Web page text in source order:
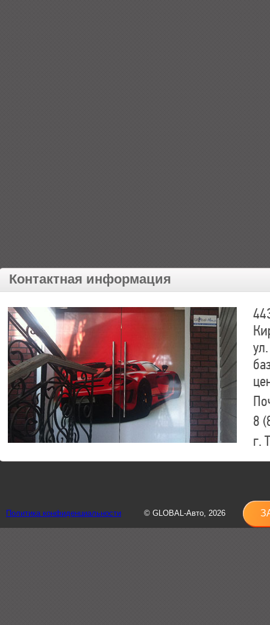
Контактная информация
8
г.
8
Политика конфиденциальности © GLOBAL-Авто, 2026